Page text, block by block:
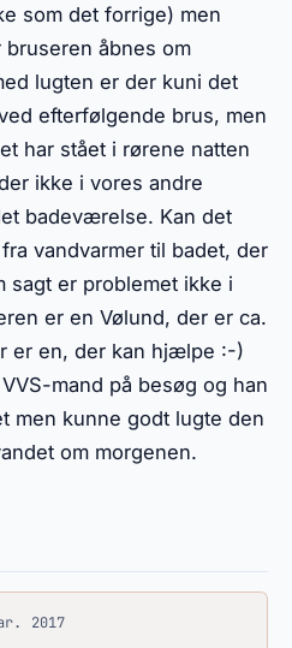
som det forrige) men
åbnes om
lugten er der kuni det
efterfølgende brus, men
har stået i rørene natten
ikke i vores andre
badeværelse. Kan det
vandvarmer til badet, der
sagt er problemet ikke i
er en Vølund, der er ca.
er en, der kan hjælpe :-)
mand på besøg og han
men kunne godt lugte den
om morgenen.
2017